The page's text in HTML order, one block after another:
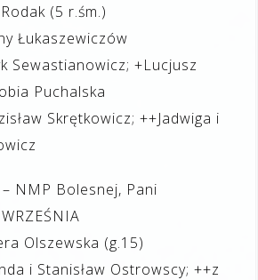
(5 r.śm.)
Łukaszewiczów
Sewastianowicz; +Lucjusz
Puchalska
Skrętkowicz; ++Jadwiga i
NMP Bolesnej, Pani
Olszewska (g.15)
i Stanisław Ostrowscy; ++z